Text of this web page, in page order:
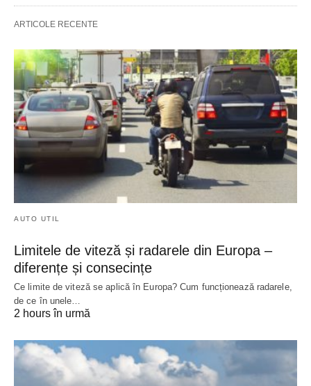
ARTICOLE RECENTE
AUTO UTIL
Limitele de viteză și radarele din Europa –
diferențe și consecințe
Ce limite de viteză se aplică în Europa? Cum funcționează radarele,
de ce în unele…
2 hours în urmă